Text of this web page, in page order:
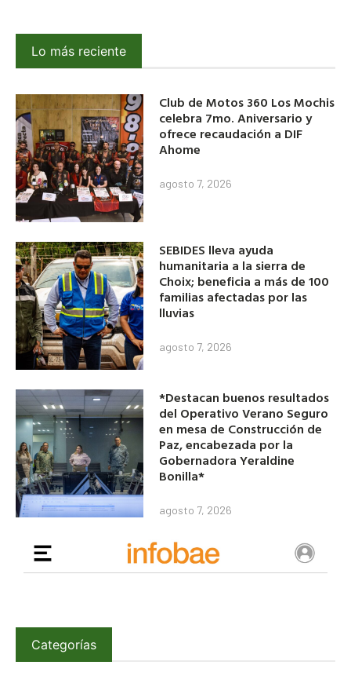
Lo más reciente
Club de Motos 360 Los Mochis
celebra 7mo. Aniversario y
ofrece recaudación a DIF
Ahome
agosto 7, 2026
SEBIDES lleva ayuda
humanitaria a la sierra de
Choix; beneficia a más de 100
familias afectadas por las
lluvias
agosto 7, 2026
*Destacan buenos resultados
del Operativo Verano Seguro
en mesa de Construcción de
Paz, encabezada por la
Gobernadora Yeraldine
Bonilla*
agosto 7, 2026
Categorías